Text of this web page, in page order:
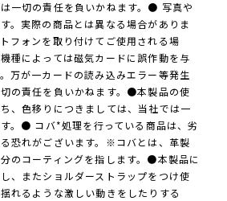
一切の責任を負いかねます。● 写真や
。実際の商品とは異なる場合がありま
フォンを取り付けてご使用される場
種によっては磁気カードに誤作動を与
万が一カードの読み込みエラー等発生
の責任を負いかねます。●本製品の使
、色移りにつきましては、当社では一
。● コバ*処理を行っている商品は、劣
恐れがございます。※コバとは、革製
のコーティングを指します。●本製品に
、またショルダーストラップをつけ使
れるような激しい動きをしたりする